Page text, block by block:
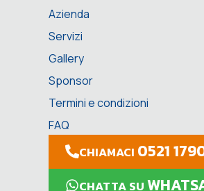
Azienda
Servizi
Gallery
Sponsor
Termini e condizioni
FAQ
CHIAMACI 0521
CHATTA SU